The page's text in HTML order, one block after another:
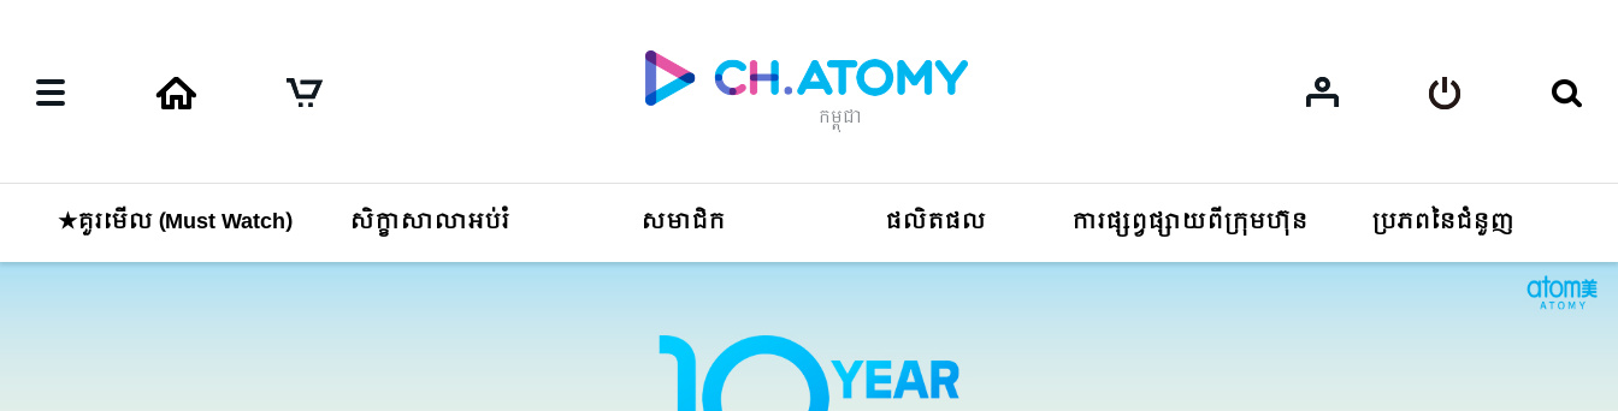
កម្ពុជា
★គួរមើល (Must Watch) សិក្ខាសាលាអប់រំ សមាជិក ផលិតផល ការផ្សព្វផ្សាយពីក្រុមហ៊ុន ប្រភពនៃជំនួញ